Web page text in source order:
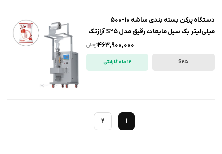
دستگاه پرکن بسته بندی ساشه 10-500
میلی‌لیتر بک سیل مایعات رقیق مدل S25 آرازتک
تومان463,900,000
S25 12 ماه گارانتی
1
2